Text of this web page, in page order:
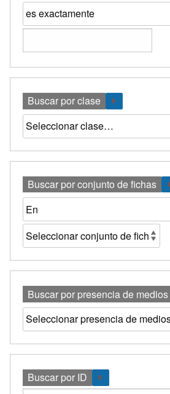
Buscar por clase
Buscar por conjunto de fichas
Buscar por presencia de medios
Buscar por ID